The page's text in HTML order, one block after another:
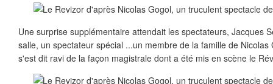
Une surprise supplémentaire attendait les spectateurs, Jacques
salle, un spectateur spécial ...un membre de la famille de
s'est dit ravi de la façon magistrale dont a été mis en scène le